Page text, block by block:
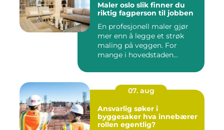
Maler oslo slik finner du
riktig fagperson til jobben
En profesjonell maler gjør
mer enn å legge et strøk
maling på veggen. For
mange i hovedstaden
07. aug
Ansvarlig søker i
byggesaker hva innebærer
rollen egentlig?